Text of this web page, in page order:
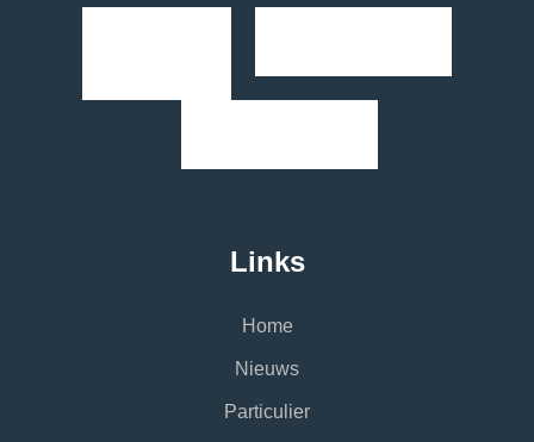
Links
Home
Nieuws
Particulier